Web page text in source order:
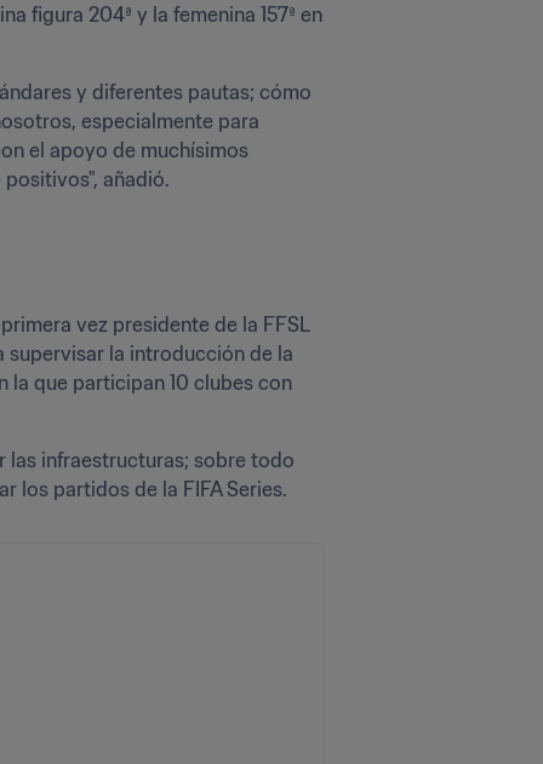
figura 204ª y la femenina 157ª en
y diferentes pautas; cómo
especialmente para
el apoyo de muchísimos
añadió.
vez presidente de la FFSL
supervisar la introducción de la
la que participan 10 clubes con
las infraestructuras; sobre todo
los partidos de la FIFA Series.